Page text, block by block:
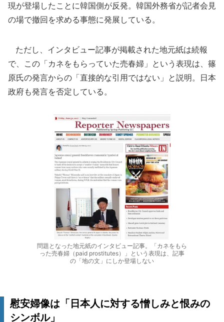
現が登場したことに韓国側が反発。韓国外務省が記者会見
の場で撤回を求める事態に発展している。
ただし、インタビュー記事が掲載された地元紙は続報
で、この「カネをもらっていた売春婦」という表現は、篠
原氏の発言からの「直接的な引用ではない」と説明。日本
政府も発言を否定している。
問題となった地元紙のインタビュー記事。「カネをもら
った売春婦（paid prostitutes）」という表現は、記事
の「地の文」にしか登場しない
慰安婦像は「日本人に対する憎しみと恨みの
シンボル」